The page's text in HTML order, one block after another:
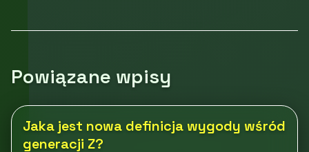
Powiązane wpisy
Jaka jest nowa definicja wygody wśród
generacji Z?